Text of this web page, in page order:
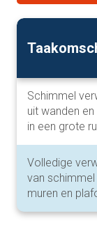
Schimmel
uit wanden
in een grote
Volledige
van
muren en